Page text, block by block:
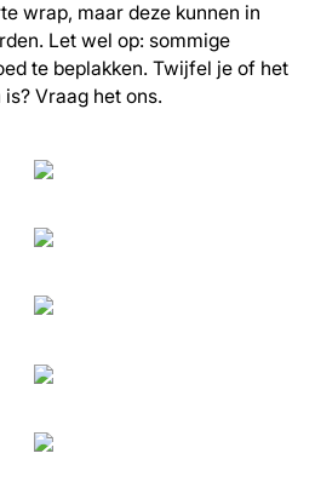
wrap, maar deze kunnen in
Let wel op: sommige
te beplakken. Twijfel je of het
Vraag het ons.